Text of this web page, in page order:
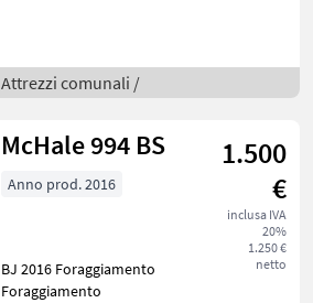
Attrezzi comunali /
McHale 994 BS
1.500
€
inclusa IVA
20%
1.250 €
netto
Anno prod. 2016
BJ 2016 Foraggiamento
Foraggiamento